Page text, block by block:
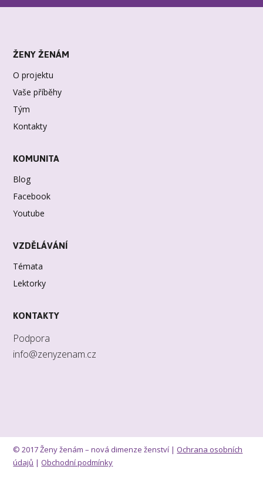
ŽENY ŽENÁM
O projektu
Vaše příběhy
Tým
Kontakty
KOMUNITA
Blog
Facebook
Youtube
VZDĚLÁVÁNÍ
Témata
Lektorky
KONTAKTY
Podpora
info@zenyzenam.cz
© 2017 Ženy ženám – nová dimenze ženství | Ochrana osobních
údajů | Obchodní podmínky